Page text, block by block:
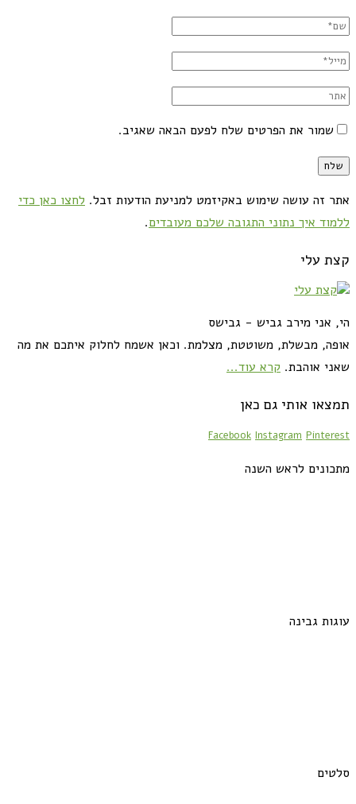
שמור את הפרטים שלח לפעם הבאה שאגיב.
אתר זה עושה שימוש באקיזמט למניעת הודעות זבל. לחצו כאן כדי
ללמוד איך נתוני התגובה שלכם מעובדים.
קצת עלי
הי, אני מירב גביש - גבישס
אופה, מבשלת, משוטטת, מצלמת. וכאן אשמח לחלוק איתכם את מה
שאני אוהבת. קרא עוד...
תמצאו אותי גם כאן
Facebook Instagram Pinterest
מתכונים לראש השנה
עוגות גבינה
סלטים